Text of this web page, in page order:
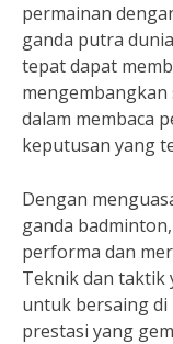
permainan
ganda putra
tepat dapat
dalam membaca
keputusan yang
Dengan
ganda
performa dan
Teknik dan taktik
untuk bersaing di
prestasi yang